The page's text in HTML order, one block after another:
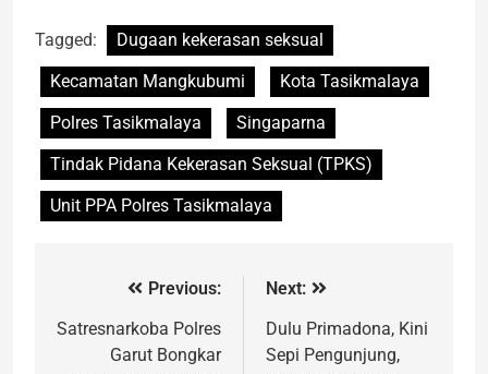
Tagged:
Dugaan kekerasan seksual
Kecamatan Mangkubumi
Kota Tasikmalaya
Polres Tasikmalaya
Singaparna
Tindak Pidana Kekerasan Seksual (TPKS)
Unit PPA Polres Tasikmalaya
Previous:
Satresnarkoba Polres
Garut Bongkar
Next:
Dulu Primadona, Kini
Sepi Pengunjung,